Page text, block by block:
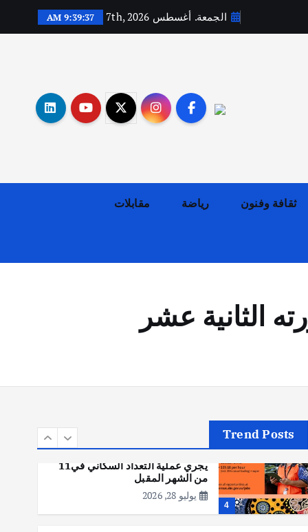
الجمعة. أغسطس 7th, 2026 9:39:38 AM
ثقافة وفنون رياضة مقابلات
الثانية عشر
Trend Posts
يوليو 30, 2026
4
مكتب الإحصاءات الأسترالي (ABS)
يجري عملية التعداد السكاني في11
من الشهر المقبل
يوليو 28, 2026